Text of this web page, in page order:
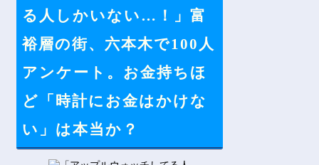
Powered by livedoor 相互RSS
る人しかいない…！」富
裕層の街、六本木で100人
アンケート。お金持ちほ
ど「時計にお金はかけな
い」は本当か？